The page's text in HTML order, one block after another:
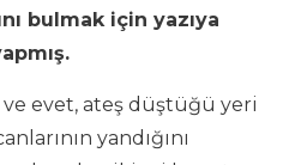
bulmak için yazıya
evet, ateş düştüğü yeri
yandığını